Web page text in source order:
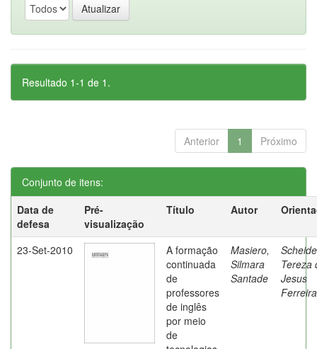
Resultado 1-1 de 1.
Anterior 1 Próximo
Conjunto de itens:
Data de
defesa
Pré-
visualização
Título Autor
23-Set-2010
A formação
continuada
de
professores
de inglês
por meio
de
Masiero,
Silmara
Santade
Tereza
Jesus
Ferreira